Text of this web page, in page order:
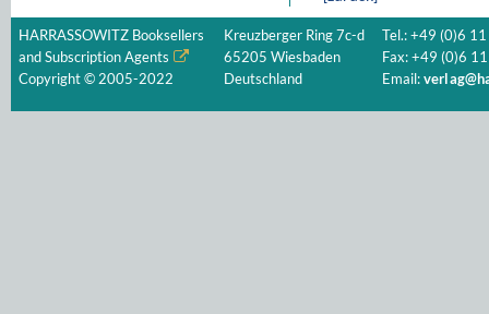
HARRASSOWITZ Booksellers
and Subscription Agents
Copyright © 2005-2022
Kreuzberger Ring 7c-d
65205 Wiesbaden
Deutschland
Tel.: +49 (0)6
Fax: +49 (0)6
Email: